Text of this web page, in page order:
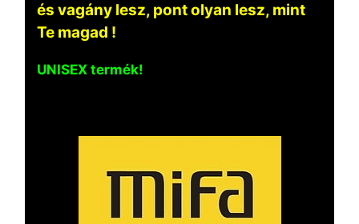
és vagány lesz, pont olyan lesz, mint
Te magad !
UNISEX termék!